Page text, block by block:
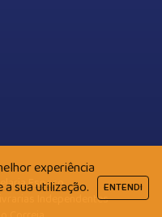
experiência
sua utilização.
ENTENDI
Espaço
Independentes